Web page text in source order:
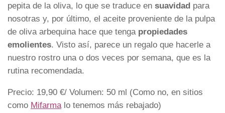
pepita de la oliva, lo que se traduce en suavidad para
nosotras y, por último, el aceite proveniente de la pulpa
de oliva arbequina hace que tenga propiedades
emolientes. Visto así, parece un regalo que hacerle a
nuestro rostro una o dos veces por semana, que es la
rutina recomendada.
Precio: 19,90 €/ Volumen: 50 ml (Como no, en sitios
como Mifarmalo tenemos más rebajado)